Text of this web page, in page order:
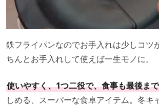
鉄フライパンなのでお手入れは少しコツ
ちんとお手入れして使えば一生モノに。
使いやすく、1つ二役で、食事も最後ま
しめる、スーパーな食卓アイテム。冬キ